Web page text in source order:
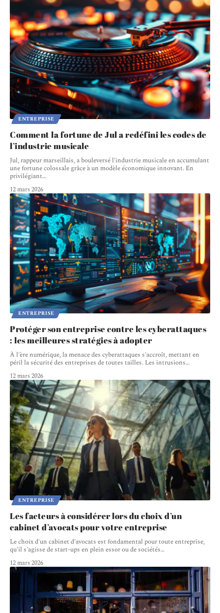
ENTREPRISE
Comment la fortune de Jul a redéfini les codes de
l’industrie musicale
Jul, rappeur marseillais, a bouleversé l'industrie musicale en accumulant
une fortune colossale grâce à un modèle économique innovant. En
privilégiant…
12 mars 2026
ENTREPRISE
Protéger son entreprise contre les cyberattaques
: les meilleures stratégies à adopter
À l'ère numérique, la menace des cyberattaques s'accroît, mettant en
péril la sécurité des entreprises de toutes tailles. Les intrusions…
12 mars 2026
ENTREPRISE
Les facteurs à considérer lors du choix d’un
cabinet d’avocats pour votre entreprise
Le choix d'un cabinet d'avocats est fondamental pour toute entreprise,
qu'il s'agisse de start-ups en plein essor ou de sociétés…
12 mars 2026